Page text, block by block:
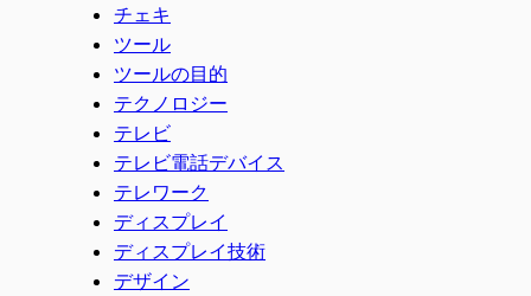
チェキ
ツール
ツールの目的
テクノロジー
テレビ
テレビ電話デバイス
テレワーク
ディスプレイ
ディスプレイ技術
デザイン